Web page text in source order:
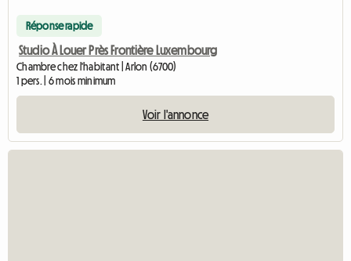
Réponse rapide
Studio À Louer Près Frontière Luxembourg
Chambre chez l'habitant | Arlon (6700)
1 pers. | 6 mois minimum
Voir l'annonce